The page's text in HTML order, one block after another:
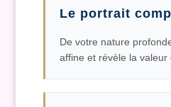
Le portrait
De votre nature
affine et révèle la valeur